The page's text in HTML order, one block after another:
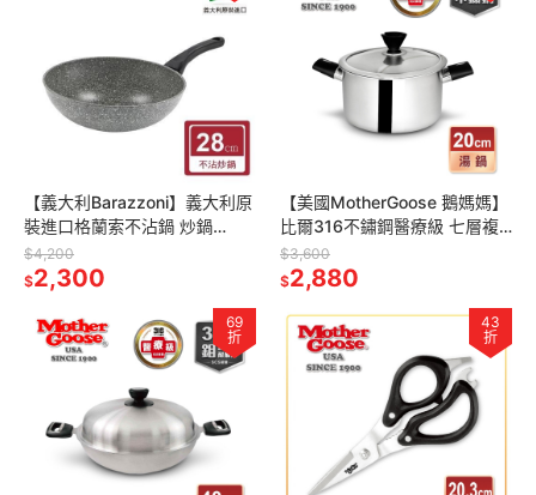
【義大利Barazzoni】義大利原
裝進口格蘭索不沾鍋 炒鍋
28cm 深炒鍋 不沾鍋 半平底鍋
$4,200
$2,300
【美國MotherGoose 鵝媽媽】
比爾316不鏽鋼醫療級 七層複
合金 雙耳湯鍋(20cm)-雙耳
$3,600
$2,880
69
折
43
折